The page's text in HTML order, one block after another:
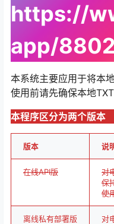
https://
app/
本系统主要应用于将本
使用前请先确保本地
本程序区分为两个版本
版本 说
在线API版
对
保
使
离线私有部署版
对